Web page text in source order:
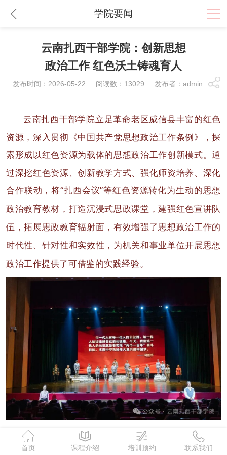
学院要闻
云南扎西干部学院：创新思想
政治工作 红色沃土铸魂育人
发布时间：2026-05-22 阅读数：13029 发布者：admin
云南扎西干部学院立足革命老区威信县丰富的红色
资源，深入贯彻《中国共产党思想政治工作条例》，探
索形成以红色资源为载体的思想政治工作创新模式。通
过深挖红色资源、创新教学方式、强化师资培养、深化
合作联动，将“扎西会议”等红色资源转化为生动的思想
政治教育教材，打造沉浸式思政课堂，建强红色宣讲队
伍，拓展思政教育辐射面，有效增强了思想政治工作的
时代性、针对性和实效性，为机关和事业单位开展思想
政治工作提供了可借鉴的实践经验。
深挖红色资源，构建“理论+实践”教学体系。
研究团队，系统挖掘红色资源的思想政治教育功能，邀
首页 课程介绍 培训预约 联系我们